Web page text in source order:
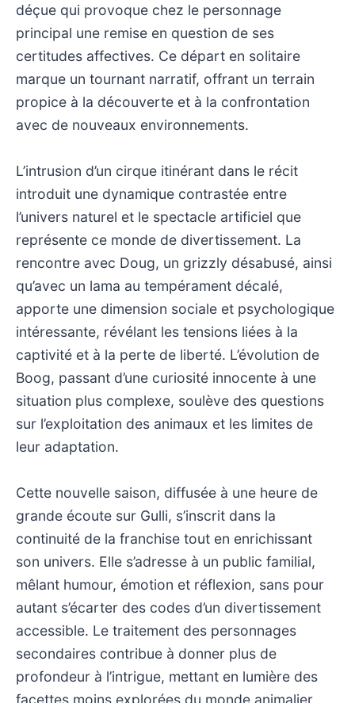
déçue qui provoque chez le personnage
principal une remise en question de ses
certitudes affectives. Ce départ en solitaire
marque un tournant narratif, offrant un terrain
propice à la découverte et à la confrontation
avec de nouveaux environnements.
L’intrusion d’un cirque itinérant dans le récit
introduit une dynamique contrastée entre
l’univers naturel et le spectacle artificiel que
représente ce monde de divertissement. La
rencontre avec Doug, un grizzly désabusé, ainsi
qu’avec un lama au tempérament décalé,
apporte une dimension sociale et psychologique
intéressante, révélant les tensions liées à la
captivité et à la perte de liberté. L’évolution de
Boog, passant d’une curiosité innocente à une
situation plus complexe, soulève des questions
sur l’exploitation des animaux et les limites de
leur adaptation.
Cette nouvelle saison, diffusée à une heure de
grande écoute sur Gulli, s’inscrit dans la
continuité de la franchise tout en enrichissant
son univers. Elle s’adresse à un public familial,
mêlant humour, émotion et réflexion, sans pour
autant s’écarter des codes d’un divertissement
accessible. Le traitement des personnages
secondaires contribue à donner plus de
profondeur à l’intrigue, mettant en lumière des
facettes moins explorées du monde animalier